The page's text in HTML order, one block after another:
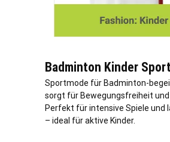
Badminton Kinder
Sportmode für Badminton-
sorgt für Bewegungsfreiheit und
Perfekt für intensive Spiele und
– ideal für aktive Kinder.